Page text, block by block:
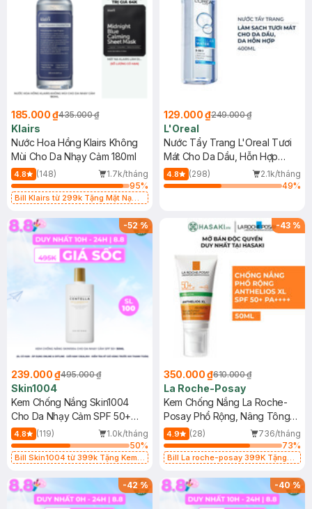
185.000 ₫435.000 ₫
Klairs
Nước Hoa Hồng Klairs Không
Mùi Cho Da Nhạy Cảm 180ml
4.8 (148)
1.7k/tháng
95%
Bill Klairs từ 299k Tặng Mặt Nạ
25ml (SL Có Hạn)
129.000 ₫249.000 ₫
L'Oreal
Nước Tẩy Trang L'Oreal Tươi
Mát Cho Da Dầu, Hỗn Hợp
400ml
4.8 (298)
2.1k/tháng
49%
-52%
239.000 ₫495.000 ₫
Skin1004
Kem Chống Nắng Skin1004
Cho Da Nhạy Cảm SPF 50+
50ml
4.8 (119)
1.0k/tháng
50%
Bill Skin1004 từ 399k Tặng Kem
SPF 50+ 20ml (SL Có Hạn)
-43 %
350.000 ₫610.000 ₫
La Roche-Posay
Kem Chống Nắng La Roche-
Posay Phổ Rộng, Nâng Tông
Kiềm Dầu 50ml
4.9 (28)
736/tháng
73%
Bill La roche-posay 399K Tặng
(SL có hạn)
-42% -40%